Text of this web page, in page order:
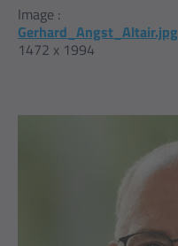
Image :
Gerhard_Angst_Altair.jpg
1472 x 1994